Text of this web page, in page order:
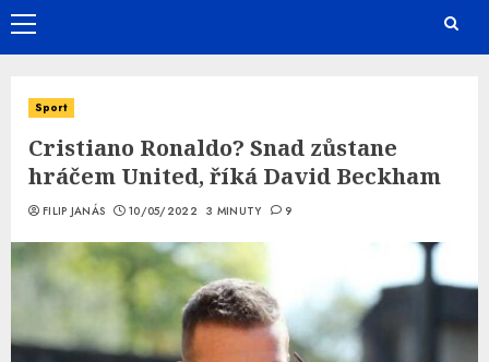
Primary
Menu
Sport
Cristiano Ronaldo? Snad zůstane
hráčem United, říká David Beckham
FILIP JANÁS 10/05/2022 3 MINUTY 9